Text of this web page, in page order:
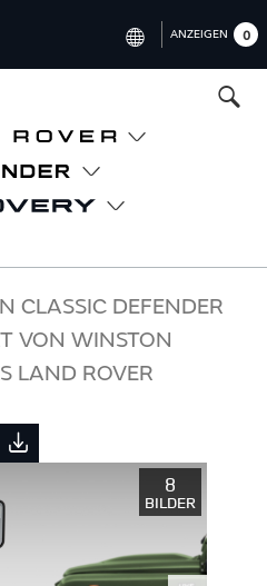
CHINA (中国（中文))
FRANCE (FRANÇAIS)
SPAIN (ESPAÑOL)
ITALY (ITALIANO)
ANZEIGEN 0
CLASSIC DEFENDER
VON WINSTON
LAND ROVER
8
BILDER